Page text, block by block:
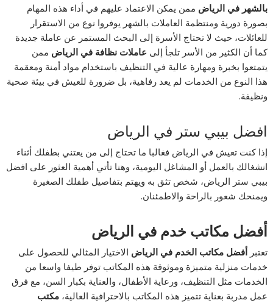
بالشهر في الرياض ممن يمكن الاعتماد عليهم في أداء هذه المهام
بصورة دورية ومنتظمة العاملات بالشهر يوفروا نوع من الاستقرار
للعائلات، حيث لا تحتاج الأسرة إلى البحث المستمر عن عاملة جديدة
كما أن الكثير من الأسر تلجأ إلى عاملات نظافة في الرياض ممن
يتمتعوا بخبرة ومهارة عالية في التنظيف باستخدام مواد أمنة ومعقمة
هذا النوع من الخدمات لم يعد رفاهية، بل ضرورة للعيش في بيئة صحية
ونظيفة.
افضل بيبي ستر في الرياض
إذا كنت تعيش في الرياض فغالبا ما تحتاج إلى من يعتني بطفلك أثناء
انشغالك بالعمل أو المشاغل اليومية، وهنا تأتي أهمية العثور على افضل
بيبي ستر الرياض، شخص تثق به ويهتم بتفاصيل طفلك الصغيرة
ويمنحك شعور بالراحة والاطمئنان.
أفضل مكاتب خدم في الرياض
تعتبرأفضل مكاتب الخدم في الرياض الاختيار المثالي للحصول على
خدمات منزلية متميزة وموثوقة هذه المكاتب توفر طيفا واسعا من
الخدمات مثل التنظيف، ورعاية الأطفال، والعناية بكبار السن، مع فرق
عمل مدربة بعناية تتميز هذه المكاتب بالاحترافية العالية،مكتب